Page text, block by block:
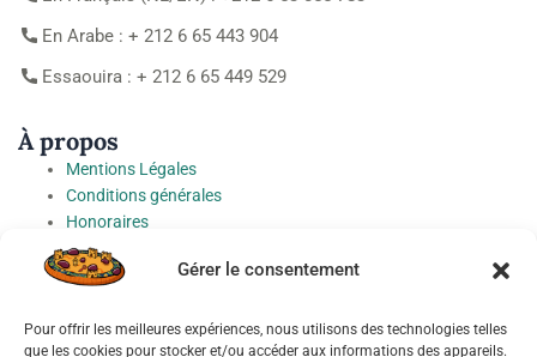
Gérer le consentement
Pour offrir les meilleures expériences, nous utilisons des technologies telles
que les cookies pour stocker et/ou accéder aux informations des appareils.
En Arabe : + 212 6 65 443 904
Essaouira : + 212 6 65 449 529
À propos
Mentions Légales
Conditions générales
Honoraires
Charte de protection des Données à caractère personnel
Préférences cookies
Socials